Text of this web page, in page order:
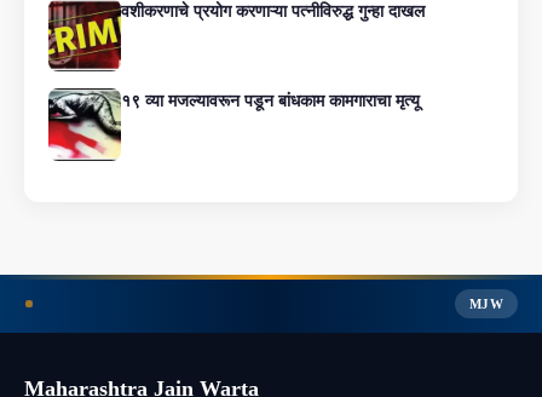
वशीकरणाचे प्रयोग करणाऱ्या पत्नीविरुद्ध गुन्हा दाखल
१९ व्या मजल्यावरून पडून बांधकाम कामगाराचा मृत्यू
MJW
Maharashtra Jain Warta